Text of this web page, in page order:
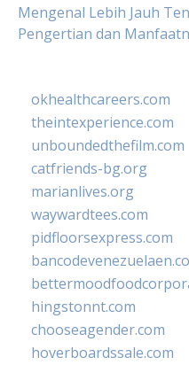
Mengenal Lebih Jauh
Pengertian dan
okhealthcareers.com
theintexperience.com
unboundedthefilm.com
catfriends-bg.org
marianlives.org
waywardtees.com
pidfloorsexpress.com
hingstonnt.com
chooseagender.com
hoverboardssale.com